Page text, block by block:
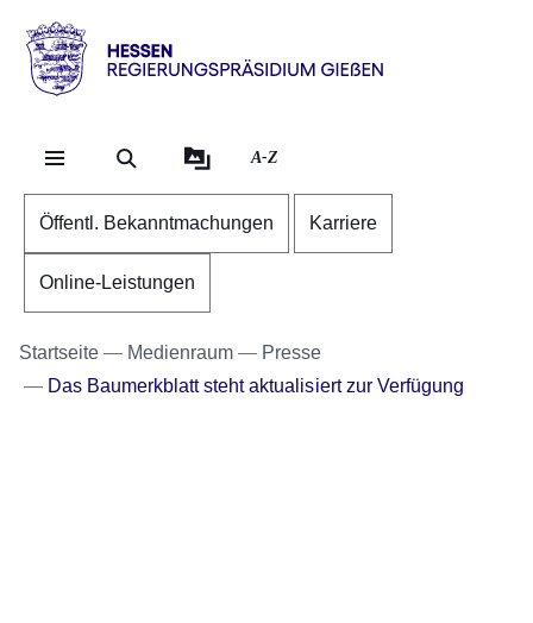
Direkt zum Kopf der
Direkt zum Inhalt
Direkt zum Fuß der
Hessen
RP
A-Z
Öffentl. Bekanntmachungen Karriere
Online-Leistungen
Startseite Medienraum
Presse
Das Baumerkblatt steht aktualisiert zur Verfügung